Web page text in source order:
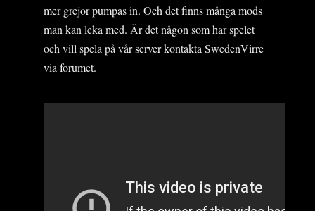
mer grejor pumpas in. Och det finns många mods
man kan leka med. Är det någon som har spelet
och vill spela på vår server kontakta SwedenVirre
via forumet.